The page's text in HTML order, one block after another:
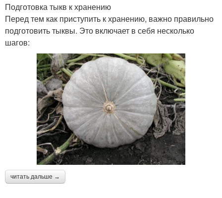
Подготовка тыкв к хранению
Перед тем как приступить к хранению, важно правильно
подготовить тыквы. Это включает в себя несколько
шагов:
читать дальше →